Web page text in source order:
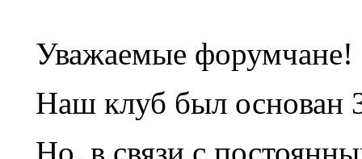
Уважаемые форумчане!
Наш клуб был основан